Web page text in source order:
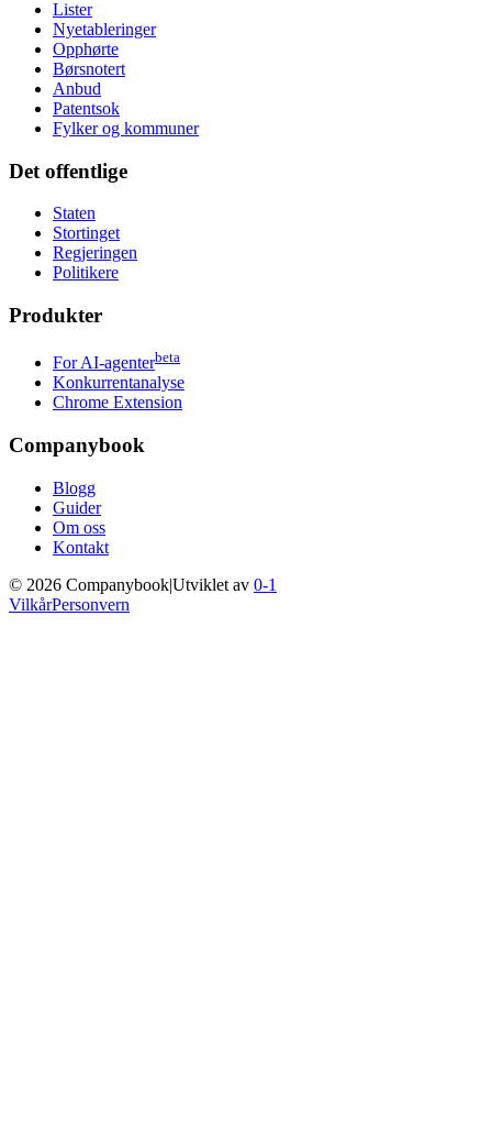
Lister
Nyetableringer
Opphørte
Børsnotert
Anbud
Patentsok
Fylker og kommuner
Det offentlige
Staten
Stortinget
Regjeringen
Politikere
Produkter
For AI-agenterbeta
Konkurrentanalyse
Chrome Extension
Companybook
Blogg
Guider
Om oss
Kontakt
© 2026 Companybook|Utviklet av 0-1
VilkårPersonvern